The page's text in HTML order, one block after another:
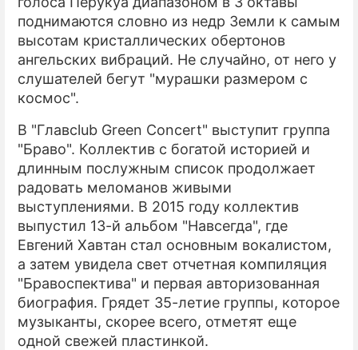
поднимаются словно из недр Земли к самым
высотам кристаллических обертонов
ангельских вибраций. Не случайно, от него у
слушателей бегут "мурашки размером с
космос".
В "Главclub Green Concert" выступит группа
"Браво". Коллектив с богатой историей и
длинным послужным список продолжает
радовать меломанов живыми
выступлениями. В 2015 году коллектив
выпустил 13-й альбом "Навсегда", где
Евгений Хавтан стал основным вокалистом,
а затем увидела свет отчетная компиляция
"Бравоспектива" и первая авторизованная
биография. Грядет 35-летие группы, которое
музыканты, скорее всего, отметят еще
одной свежей пластинкой.